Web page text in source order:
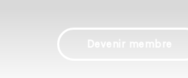
Devenir membre